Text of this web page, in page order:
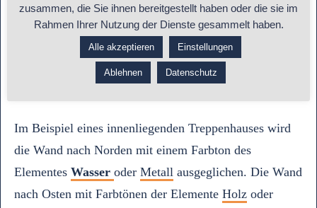
Wände, die an die Fehlbereiche angrenzen, können
durch förderliche Farbtöne und Formen (auch
Abbildungen der passenden Elemente) gestaltet und
Im Beispiel eines innenliegenden Treppenhauses wird
die Wand nach Norden mit einem Farbton des
Elementes Wasser oder Metall ausgeglichen. Die Wand
nach Osten mit Farbtönen der Elemente Holz oder
zusammen, die Sie ihnen bereitgestellt haben oder die sie im
Rahmen Ihrer Nutzung der Dienste gesammelt haben.
Alle akzeptieren Einstellungen
Ablehnen Datenschutz